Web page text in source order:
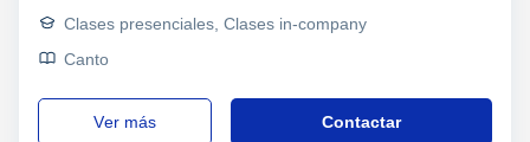
Clases presenciales, Clases in-company
Canto
ver más Contactar